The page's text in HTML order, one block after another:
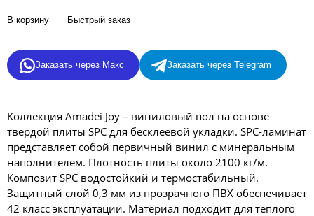
В корзину Быстрый заказ
Заказать через Макс Заказать через Telegram
Коллекция Amadei Joy – виниловый пол на основе
твердой плиты SPC для бесклеевой укладки. SPC-ламинат
представляет собой первичный винил с минеральным
наполнителем. Плотность плиты около 2100 кг/м.
Композит SPC водостойкий и термостабильный.
Защитный слой 0,3 мм из прозрачного ПВХ обеспечивает
42 класс эксплуатации. Материал подходит для теплого